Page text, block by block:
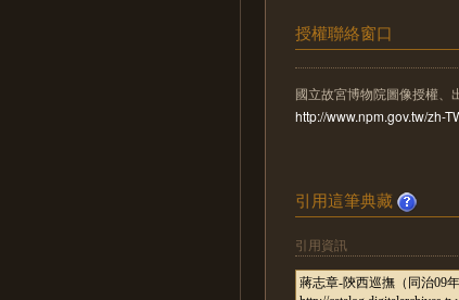
授權聯絡窗口
國立故宮博物院圖像授權、
http://www.npm.gov.tw/zh-
引用這筆典藏
引用資訊